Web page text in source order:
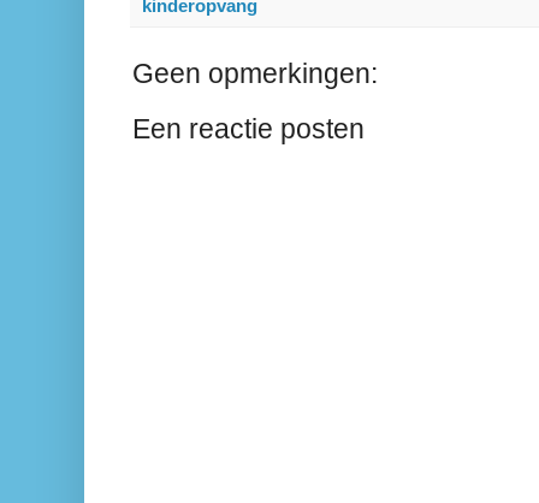
kinderopvang
Geen opmerkingen:
Een reactie posten